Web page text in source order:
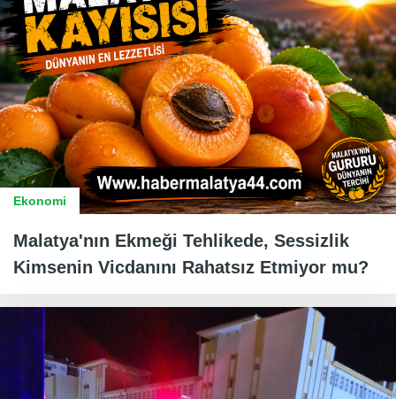
Ekonomi
Malatya'nın Ekmeği Tehlikede, Sessizlik
Kimsenin Vicdanını Rahatsız Etmiyor mu?